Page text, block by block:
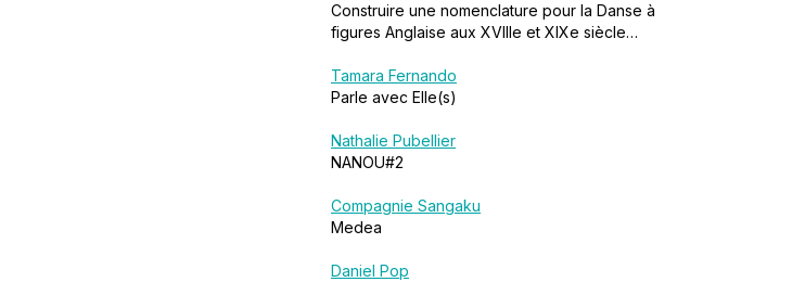
Construire une nomenclature pour la Danse à
figures Anglaise aux XVIIIe et XIXe siècle…
Tamara Fernando
Parle avec Elle(s)
Nathalie Pubellier
NANOU#2
Compagnie Sangaku
Medea
Daniel Pop